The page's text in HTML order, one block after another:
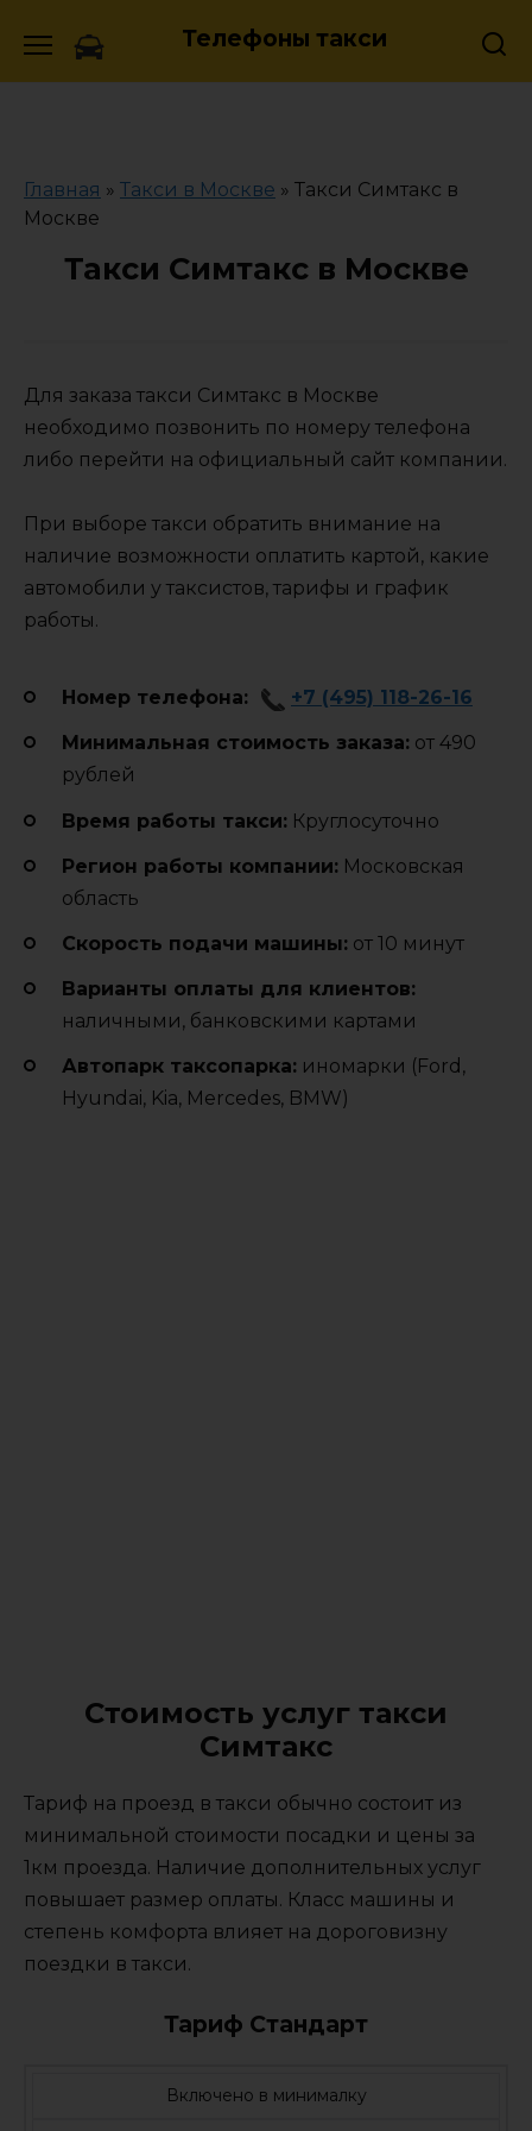
Телефоны такси
Главная » Такси в Москве » Такси Симтакс в
Москве
Такси Симтакс в Москве
Для заказа такси Симтакс в Москве
необходимо позвонить по номеру телефона
либо перейти на официальный сайт компании.
При выборе такси обратить внимание на
наличие возможности оплатить картой, какие
автомобили у таксистов, тарифы и график
работы.
Номер телефона: +7 (495) 118-26-16
Минимальная стоимость заказа: от 490
рублей
Время работы такси: Круглосуточно
Регион работы компании: Московская
область
Cкорость подачи машины: от 10 минут
Варианты оплаты для клиентов:
наличными, банковскими картами
Автопарк таксопарка: иномарки (Ford,
Hyundai, Kia, Mercedes, BMW)
Стоимость услуг такси
Симтакс
Тариф на проезд в такси обычно состоит из
минимальной стоимости посадки и цены за
1км проезда. Наличие дополнительных услуг
повышает размер оплаты. Класс машины и
степень комфорта влияет на дороговизну
поездки в такси.
Тариф Стандарт
Включено в минималку